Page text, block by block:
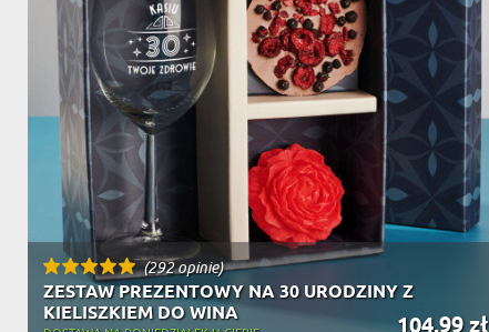
(292 opinie)
ZESTAW PREZENTOWY NA 30 URODZINY Z
KIELISZKIEM DO WINA